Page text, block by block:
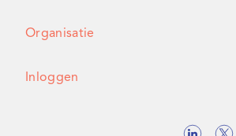
Organisatie
Inloggen